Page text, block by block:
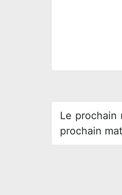
Le prochain
prochain